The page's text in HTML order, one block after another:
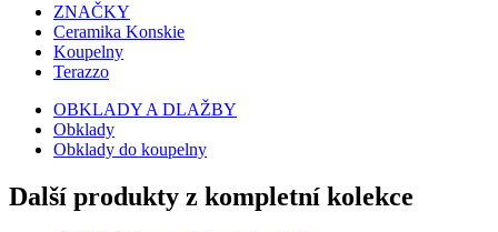
ZNAČKY
Ceramika Konskie
Koupelny
Terazzo
OBKLADY A DLAŽBY
Obklady
Obklady do koupelny
Další produkty z kompletní kolekce